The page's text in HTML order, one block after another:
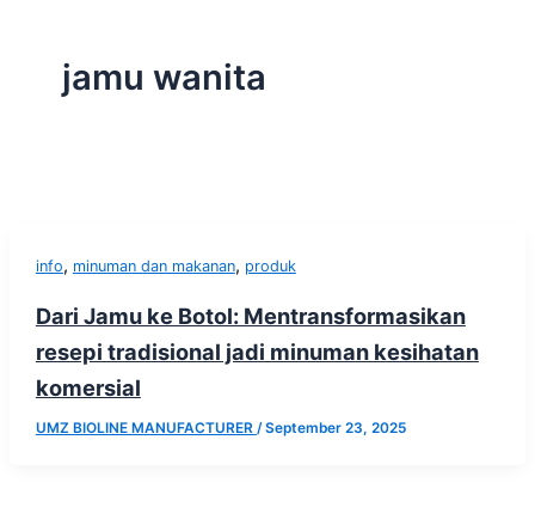
jamu wanita
info, minuman dan makanan, produk
Dari Jamu ke Botol: Mentransformasikan
resepi tradisional jadi minuman kesihatan
komersial
UMZ BIOLINE MANUFACTURER /September 23, 2025